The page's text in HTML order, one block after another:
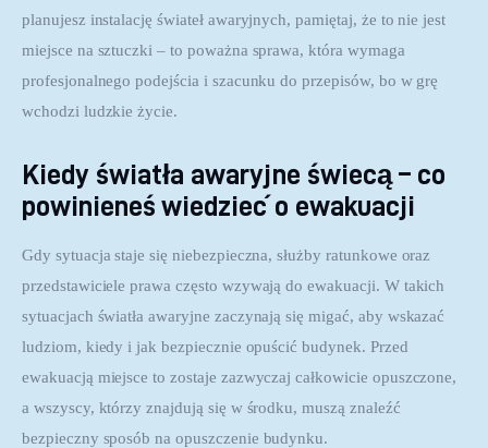
planujesz instalację świateł awaryjnych, pamiętaj, że to nie jest
miejsce na sztuczki – to poważna sprawa, która wymaga
profesjonalnego podejścia i szacunku do przepisów, bo w grę
wchodzi ludzkie życie.
Kiedy światła awaryjne świecą – co
powinieneś wiedzieć o ewakuacji
Gdy sytuacja staje się niebezpieczna, służby ratunkowe oraz
przedstawiciele prawa często wzywają do ewakuacji. W takich
sytuacjach światła awaryjne zaczynają się migać, aby wskazać
ludziom, kiedy i jak bezpiecznie opuścić budynek. Przed
ewakuacją miejsce to zostaje zazwyczaj całkowicie opuszczone,
a wszyscy, którzy znajdują się w środku, muszą znaleźć
bezpieczny sposób na opuszczenie budynku.